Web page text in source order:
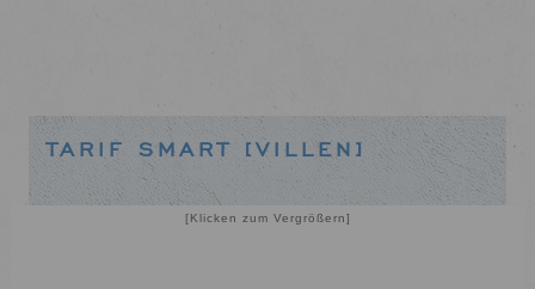
TARIF SMART [VILLEN]
[Klicken zum Vergrößern]